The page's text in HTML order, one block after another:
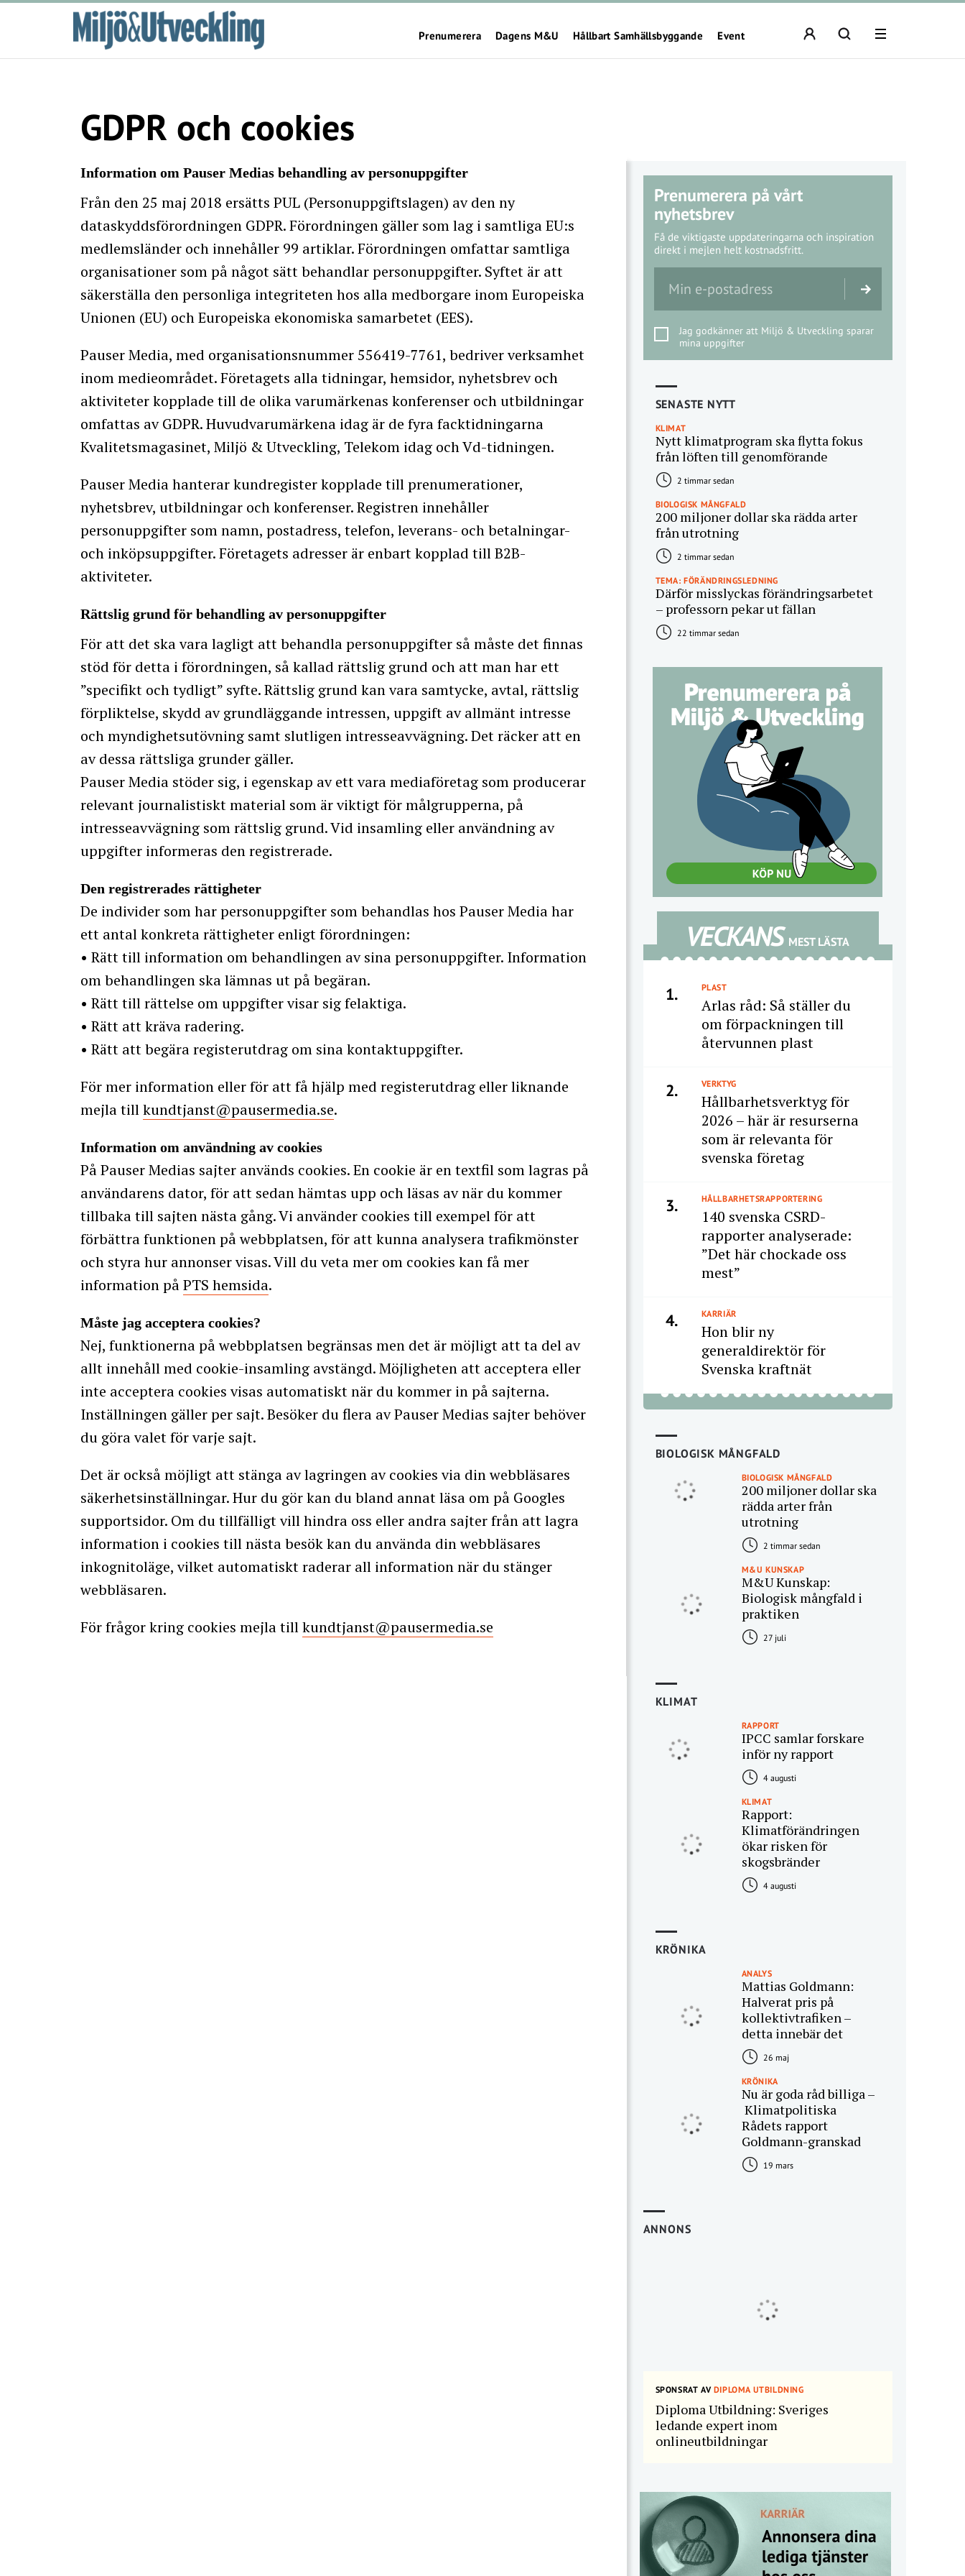
Prenumerera Dagens M&U Hållbart Samhällsbyggande Event
GDPR och cookies
Information om Pauser Medias behandling av personuppgifter
Från den 25 maj 2018 ersätts PUL (Personuppgiftslagen) av den ny
dataskyddsförordningen GDPR. Förordningen gäller som lag i samtliga EU:s
medlemsländer och innehåller 99 artiklar. Förordningen omfattar samtliga
organisationer som på något sätt behandlar personuppgifter. Syftet är att
säkerställa den personliga integriteten hos alla medborgare inom Europeiska
Unionen (EU) och Europeiska ekonomiska samarbetet (EES).
Pauser Media, med organisationsnummer 556419-7761, bedriver verksamhet
inom medieområdet. Företagets alla tidningar, hemsidor, nyhetsbrev och
aktiviteter kopplade till de olika varumärkenas konferenser och utbildningar
omfattas av GDPR. Huvudvarumärkena idag är de fyra facktidningarna
Kvalitetsmagasinet, Miljö & Utveckling, Telekom idag och Vd-tidningen.
Pauser Media hanterar kundregister kopplade till prenumerationer,
nyhetsbrev, utbildningar och konferenser. Registren innehåller
personuppgifter som namn, postadress, telefon, leverans- och betalningar-
och inköpsuppgifter. Företagets adresser är enbart kopplad till B2B-
aktiviteter.
Rättslig grund för behandling av personuppgifter
För att det ska vara lagligt att behandla personuppgifter så måste det finnas
stöd för detta i förordningen, så kallad rättslig grund och att man har ett
”specifikt och tydligt” syfte. Rättslig grund kan vara samtycke, avtal, rättslig
förpliktelse, skydd av grundläggande intressen, uppgift av allmänt intresse
och myndighetsutövning samt slutligen intresseavvägning. Det räcker att en
av dessa rättsliga grunder gäller.
Pauser Media stöder sig, i egenskap av ett vara mediaföretag som producerar
relevant journalistiskt material som är viktigt för målgrupperna, på
intresseavvägning som rättslig grund. Vid insamling eller användning av
uppgifter informeras den registrerade.
Den registrerades rättigheter
De individer som har personuppgifter som behandlas hos Pauser Media har
ett antal konkreta rättigheter enligt förordningen:
• Rätt till information om behandlingen av sina personuppgifter. Information
om behandlingen ska lämnas ut på begäran.
• Rätt till rättelse om uppgifter visar sig felaktiga.
• Rätt att kräva radering.
• Rätt att begära registerutdrag om sina kontaktuppgifter.
För mer information eller för att få hjälp med registerutdrag eller liknande
mejla tillkundtjanst@pausermedia.se.
Information om användning av cookies
På Pauser Medias sajter används cookies. En cookie är en textfil som lagras på
användarens dator, för att sedan hämtas upp och läsas av när du kommer
tillbaka till sajten nästa gång. Vi använder cookies till exempel för att
förbättra funktionen på webbplatsen, för att kunna analysera trafikmönster
och styra hur annonser visas. Vill du veta mer om cookies kan få mer
information påPTS hemsida.
Måste jag acceptera cookies?
Nej, funktionerna på webbplatsen begränsas men det är möjligt att ta del av
allt innehåll med cookie-insamling avstängd. Möjligheten att acceptera eller
inte acceptera cookies visas automatiskt när du kommer in på sajterna.
Inställningen gäller per sajt. Besöker du flera av Pauser Medias sajter behöver
du göra valet för varje sajt.
Det är också möjligt att stänga av lagringen av cookies via din webbläsares
säkerhetsinställningar. Hur du gör kan du bland annat läsa om på Googles
supportsidor. Om du tillfälligt vill hindra oss eller andra sajter från att lagra
information i cookies till nästa besök kan du använda din webbläsares
inkognitoläge, vilket automatiskt raderar all information när du stänger
webbläsaren.
För frågor kring cookies mejla tillkundtjanst@pausermedia.se
Prenumerera på vårt
nyhetsbrev
Få de viktigaste uppdateringarna och inspiration
direkt i mejlen helt kostnadsfritt.
Jag godkänner att Miljö & Utveckling sparar
mina uppgifter
SENASTE NYTT
KLIMAT
Nytt klimatprogram ska flytta fokus
från löften till genomförande
2 timmar sedan
BIOLOGISK MÅNGFALD
200 miljoner dollar ska rädda arter
från utrotning
2 timmar sedan
TEMA: FÖRÄNDRINGSLEDNING
Därför misslyckas förändringsarbetet
– professorn pekar ut fällan
22 timmar sedan
VECKANS MEST LÄSTA
1. PLAST
Arlas råd: Så ställer du
om förpackningen till
återvunnen plast
2. VERKTYG
Hållbarhetsverktyg för
2026 – här är resurserna
som är relevanta för
svenska företag
3. HÅLLBARHETSRAPPORTERING
140 svenska CSRD-
rapporter analyserade:
”Det här chockade oss
mest”
4. KARRIÄR
Hon blir ny
generaldirektör för
Svenska kraftnät
BIOLOGISK MÅNGFALD
BIOLOGISK MÅNGFALD
200 miljoner dollar ska
rädda arter från
utrotning
2 timmar sedan
M&U KUNSKAP
M&U Kunskap:
Biologisk mångfald i
praktiken
27 juli
KLIMAT
RAPPORT
IPCC samlar forskare
inför ny rapport
4 augusti
KLIMAT
Rapport:
Klimatförändringen
ökar risken för
skogsbränder
4 augusti
KRÖNIKA
ANALYS
Mattias Goldmann:
Halverat pris på
kollektivtrafiken –
detta innebär det
26 maj
KRÖNIKA
Nu är goda råd billiga –
Klimatpolitiska
Rådets rapport
Goldmann-granskad
19 mars
ANNONS
SPONSRAT AVDIPLOMA UTBILDNING
Diploma Utbildning: Sveriges
ledande expert inom
onlineutbildningar